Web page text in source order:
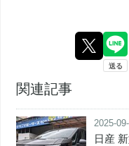
関連記事
2025-
日産